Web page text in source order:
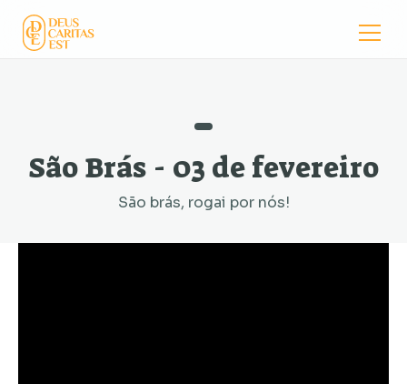
São Brás - 03 de fevereiro
São brás, rogai por nós!